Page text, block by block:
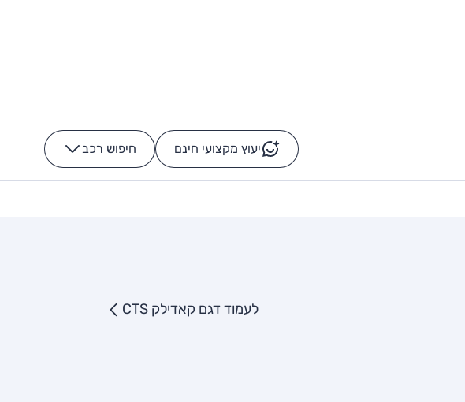
יעוץ מקצועי חינם חיפוש רכב -
לעמוד דגם קאדילק CTS